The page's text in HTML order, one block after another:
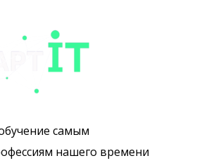
самым
нашего времени